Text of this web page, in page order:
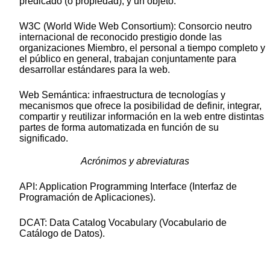
W3C (World Wide Web Consortium): Consorcio neutro
internacional de reconocido prestigio donde las
organizaciones Miembro, el personal a tiempo completo y
el público en general, trabajan conjuntamente para
desarrollar estándares para la web.
Web Semántica: infraestructura de tecnologías y
mecanismos que ofrece la posibilidad de definir, integrar,
compartir y reutilizar información en la web entre distintas
partes de forma automatizada en función de su
significado.
Acrónimos y abreviaturas
API: Application Programming Interface (Interfaz de
Programación de Aplicaciones).
DCAT: Data Catalog Vocabulary (Vocabulario de
Catálogo de Datos).